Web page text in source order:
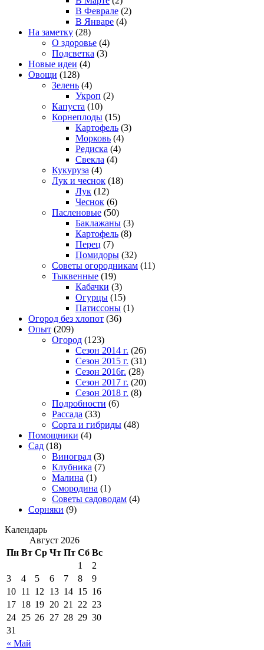
В Феврале (2)
В Январе (4)
На заметку (28)
О здоровье (4)
Подсветка (3)
Новые идеи (4)
Овощи (128)
Зелень (4)
Укроп (2)
Капуста (10)
Корнеплоды (15)
Картофель (3)
Морковь (4)
Редиска (4)
Свекла (4)
Кукуруза (4)
Лук и чеснок (18)
Лук (12)
Чеснок (6)
Пасленовые (50)
Баклажаны (3)
Картофель (8)
Перец (7)
Помидоры (32)
Советы огородникам (11)
Тыквенные (19)
Кабачки (3)
Огурцы (15)
Патиссоны (1)
Огород без хлопот (36)
Опыт (209)
Огород (123)
Сезон 2014 г. (26)
Сезон 2015 г. (31)
Сезон 2016г. (28)
Сезон 2017 г. (20)
Сезон 2018 г. (8)
Подробности (6)
Рассада (33)
Сорта и гибриды (48)
Помощники (4)
Сад (18)
Виноград (3)
Клубника (7)
Малина (1)
Смородина (1)
Советы садоводам (4)
Сорняки (9)
Календарь
Август 2026
Пн Вт Ср Чт Пт Сб Вс
« Май
1
2
3
4 5 6 7 8
9
10 11 12 13 14 15 16
17 18 19 20 21 22 23
24 25 26 27 28 29 30
31